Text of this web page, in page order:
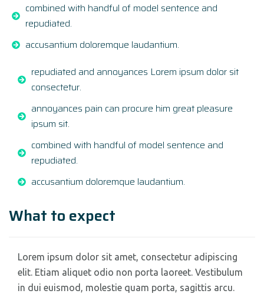
combined with handful of model sentence and
repudiated.
accusantium doloremque laudantium.
repudiated and annoyances Lorem ipsum dolor sit
consectetur.
annoyances pain can procure him great pleasure
ipsum sit.
combined with handful of model sentence and
repudiated.
accusantium doloremque laudantium.
What to expect
Lorem ipsum dolor sit amet, consectetur adipiscing
elit. Etiam aliquet odio non porta laoreet. Vestibulum
in dui euismod, molestie quam porta, sagittis arcu.